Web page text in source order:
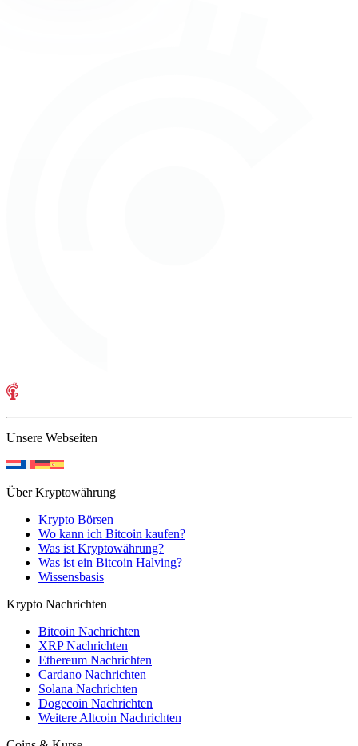
Unsere Webseiten
Über Kryptowährung
Krypto Börsen
Wo kann ich Bitcoin kaufen?
Was ist Kryptowährung?
Was ist ein Bitcoin Halving?
Wissensbasis
Krypto Nachrichten
Bitcoin Nachrichten
XRP Nachrichten
Ethereum Nachrichten
Cardano Nachrichten
Solana Nachrichten
Dogecoin Nachrichten
Weitere Altcoin Nachrichten